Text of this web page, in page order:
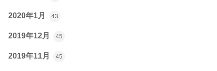
2020年1月 43
2019年12月 45
2019年11月 45